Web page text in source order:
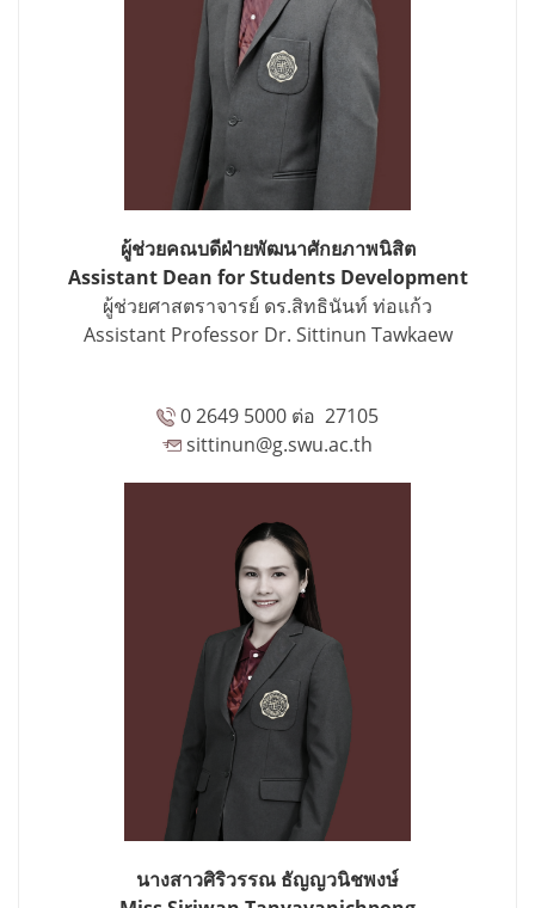
ผู้ช่วยคณบดีฝ่ายพัฒนาศักยภาพนิสิต
Assistant Dean for Students Development
ผู้ช่วยศาสตราจารย์ ดร.สิทธินันท์ ท่อแก้ว
Assistant Professor Dr. Sittinun Tawkaew
0 2649 5000 ต่อ 27105
sittinun@g.swu.ac.th
นางสาวศิริวรรณ ธัญญวนิชพงษ์